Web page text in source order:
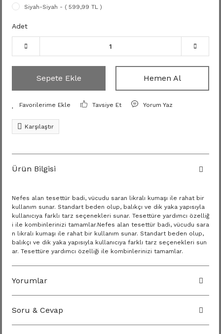
Siyah-Siyah - ( 599,99 TL )
Adet
Sepete Ekle Hemen Al
Tavsiye Et Yorum Yaz
Karşılaştır
Ürün Bilgisi
Nefes alan tesettür badi, vücudu saran likralı kumaşı ile rahat bir
kullanım sunar. Standart beden olup, balıkçı ve dik yaka yapısıyla
kullanıcıya farklı tarz seçenekleri sunar. Tesettüre yardımcı özelliğ
i ile kombinlerinizi tamamlar.Nefes alan tesettür badi, vücudu sara
n likralı kumaşı ile rahat bir kullanım sunar. Standart beden olup,
balıkçı ve dik yaka yapısıyla kullanıcıya farklı tarz seçenekleri sun
ar. Tesettüre yardımcı özelliği ile kombinlerinizi tamamlar.
Yorumlar
Soru & Cevap